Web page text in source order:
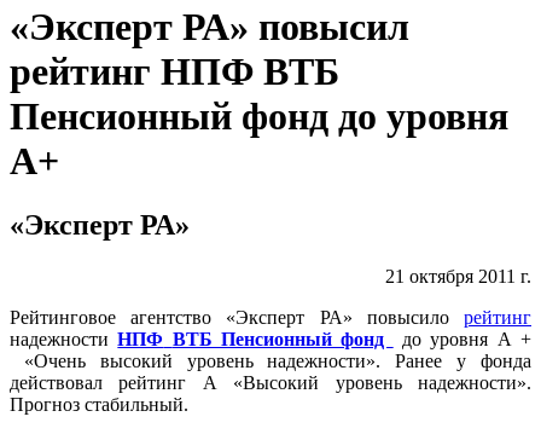
«Эксперт РА» повысил
рейтинг НПФ ВТБ
Пенсионный фонд до уровня
А+
«Эксперт РА»
21 октября 2011 г.
Рейтинговое агентство «Эксперт РА» повысило рейтинг
надежностиНПФ ВТБ Пенсионный фонд
до уровня А +
«Очень высокий уровень надежности». Ранее у фонда
действовал рейтинг А «Высокий уровень надежности».
Прогноз стабильный.